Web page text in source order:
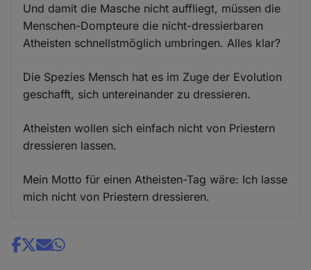
Und damit die Masche nicht auffliegt, müssen die
Menschen-Dompteure die nicht-dressierbaren
Atheisten schnellstmöglich umbringen. Alles klar?
Die Spezies Mensch hat es im Zuge der Evolution
geschafft, sich untereinander zu dressieren.
Atheisten wollen sich einfach nicht von Priestern
dressieren lassen.
Mein Motto für einen Atheisten-Tag wäre: Ich lasse
mich nicht von Priestern dressieren.
Share